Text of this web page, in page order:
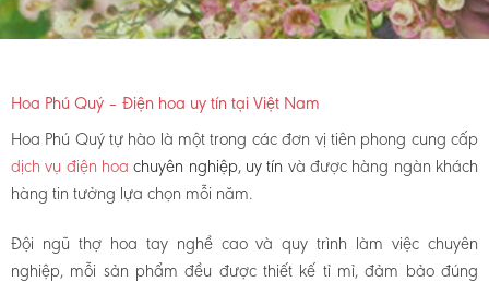
Hoa Phú Quý – Điện hoa uy tín tại Việt Nam
Hoa Phú Quý tự hào là một trong các đơn vị tiên phong cung cấp
dịch vụ điện hoachuyên nghiệp, uy tín và được hàng ngàn khách
hàng tin tưởng lựa chọn mỗi năm.
Đội ngũ thợ hoa tay nghề cao và quy trình làm việc chuyên
nghiệp, mỗi sản phẩm đều được thiết kế tỉ mỉ, đảm bảo đúng